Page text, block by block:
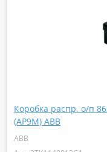
Коробка распр. о/п
(AP9М) ABB
ABB